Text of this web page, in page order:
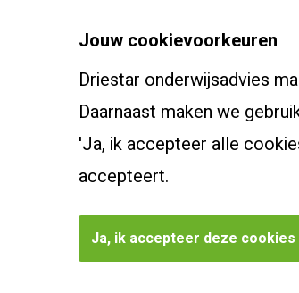
Contact
Klachtenreglement
Webshop
Bekijk onze producten
Jouw cookievoorkeuren
Driestar onderwijsadvies
Daarnaast maken we
'Ja, ik accepteer alle
accepteert.
Ja, ik accepteer deze cookies